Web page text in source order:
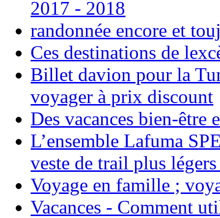
2017 - 2018
randonnée encore et
Ces destinations de
Billet davion pour la
voyager à prix discount
Des vacances bien-être
L’ensemble Lafuma
veste de trail plus
Voyage en famille ;
Vacances - Comment